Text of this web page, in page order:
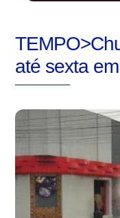
até sexta